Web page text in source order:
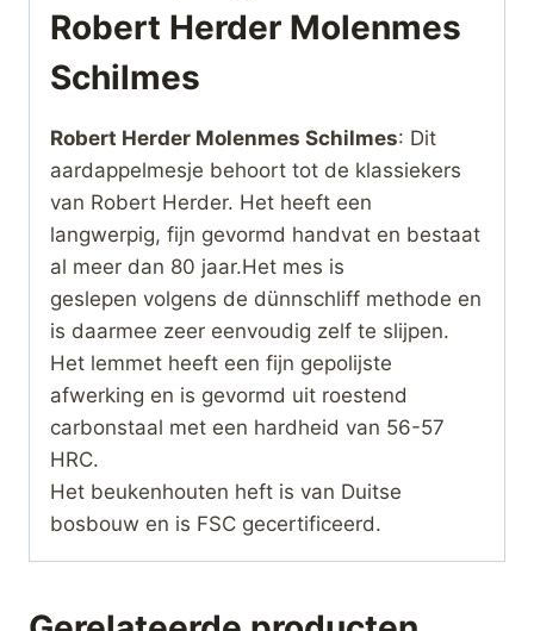
Robert Herder Molenmes
Schilmes
Robert Herder Molenmes Schilmes: Dit
aardappelmesje behoort tot de klassiekers
van Robert Herder. Het heeft een
langwerpig, fijn gevormd handvat en bestaat
al meer dan 80 jaar.Het mes is
geslepen volgens de dünnschliff methode en
is daarmee zeer eenvoudig zelf te slijpen.
Het lemmet heeft een fijn gepolijste
afwerking en is gevormd uit roestend
carbonstaal met een hardheid van 56-57
HRC.
Het beukenhouten heft is van Duitse
bosbouw en is FSC gecertificeerd.